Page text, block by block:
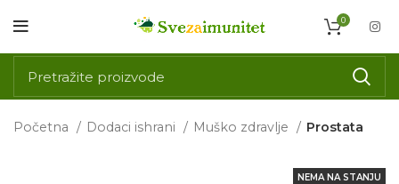
0
Početna Dodaci ishrani Muško zdravlje Prostata
NEMA NA STANJU